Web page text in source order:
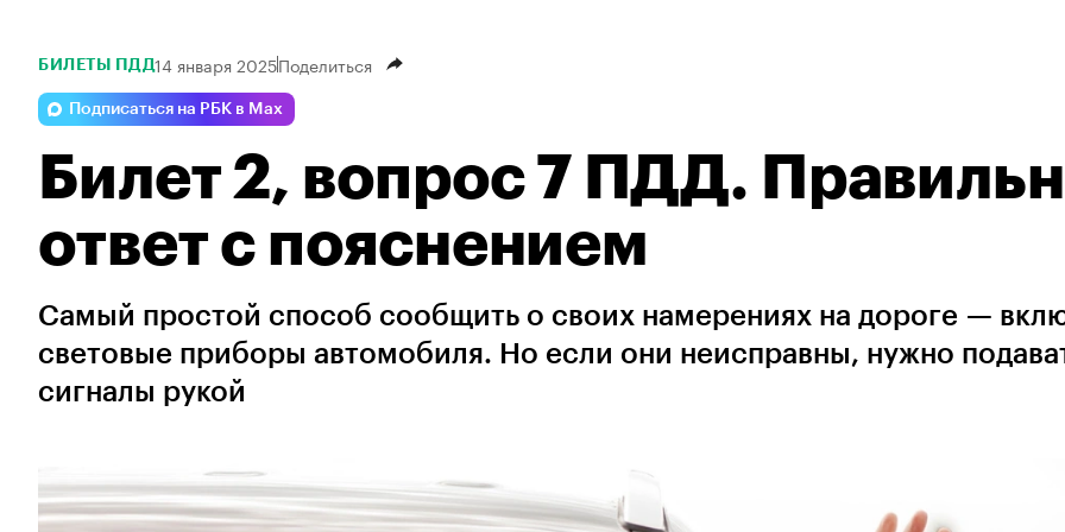
БИЛЕТЫ ПДД 14 января 2025Поделиться
Подписаться на РБК в Max
Билет 2, вопрос 7 ПДД.
ответ с пояснением
Самый простой способ сообщить о своих намерениях на дороге —
световые приборы автомобиля. Но если они неисправны, нужно
сигналы рукой